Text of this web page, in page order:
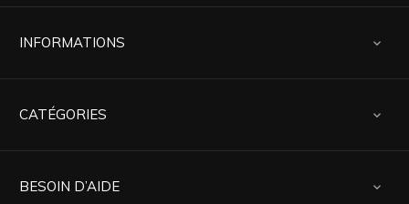
INFORMATIONS 
CATÉGORIES 
BESOIN D’AIDE 